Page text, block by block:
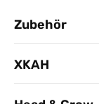
Zubehör
XKAH